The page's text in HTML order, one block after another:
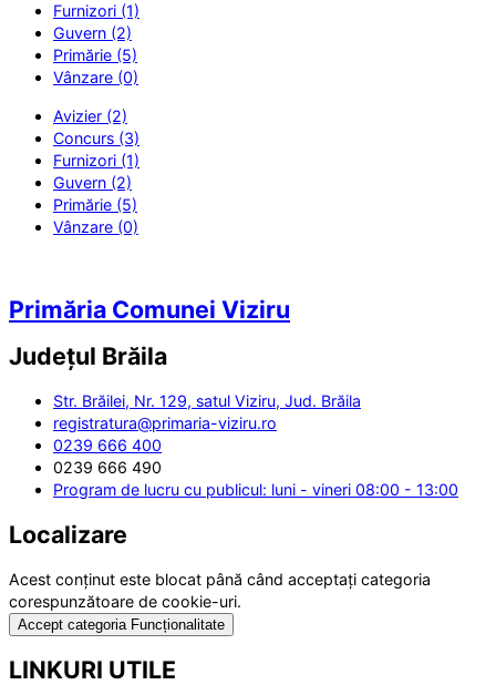
Furnizori (1)
Guvern (2)
Primărie (5)
Vânzare (0)
Avizier (2)
Concurs (3)
Furnizori (1)
Guvern (2)
Primărie (5)
Vânzare (0)
Primăria Comunei Viziru
Județul Brăila
Str. Brăilei, Nr. 129, satul Viziru, Jud. Brăila
registratura@primaria-viziru.ro
0239 666 400
0239 666 490
Program de lucru cu publicul: luni - vineri 08:00 - 13:00
Localizare
Acest conținut este blocat până când acceptați categoria
corespunzătoare de cookie-uri.
Accept categoria Funcționalitate
LINKURI UTILE